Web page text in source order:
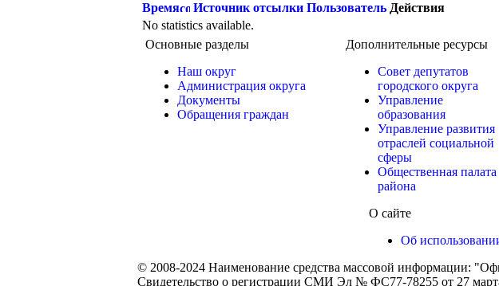
Время Источник отсылки Пользователь Действия
No statistics available.
Основные разделы
Наш округ
Администрация округа
Документы
Обращения граждан
Дополнительные ресурсы
Совет депутатов
городского округа
Управление
образования
Управление развития
отраслей социальной
сферы
Общественная палата
района
О сайте
Об
© 2008-2024 Наименование средства массовой информации:
Свидетельство о регистрации СМИ Эл № ФС77-78255 от 27